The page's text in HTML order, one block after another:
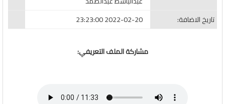
تاريخ الاضافة:
2022-02-20 23:23:00
مشاركة الملف التعريفي: